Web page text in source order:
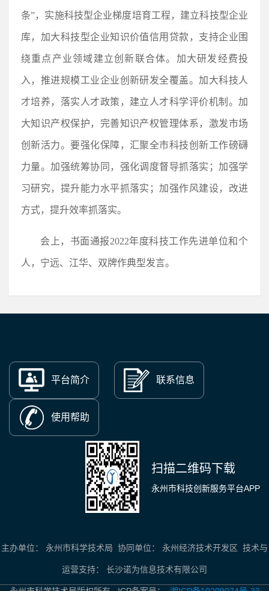
条”，实施科技型企业梯度培育工程，建立科技型企业
库，加大科技型企业知识价值信用贷款，支持企业围
绕重点产业领域建立创新联合体。加大研发经费投
入，推进规模工业企业创新研发全覆盖。加大科技人
才培养，落实人才政策，建立人才科学评价机制。加
大知识产权保护，完善知识产权管理体系，激发市场
创新活力。要强化保障，汇聚全市科技创新工作磅礴
力量。加强统筹协同，强化调度督导抓落实；加强学
习研究，提升能力水平抓落实；加强作风建设，改进
方式，提升效率抓落实。
会上，书面通报2022年度科技工作先进单位和个
人，宁远、江华、双牌作典型发言。
平台简介 联系信息
使用帮助
扫描二维码下载
永州市科技创新服务平台APP
主办单位： 永州市科学技术局 协同单位： 永州经济技术开发区 技术与
运营支持： 长沙诺为信息技术有限公司